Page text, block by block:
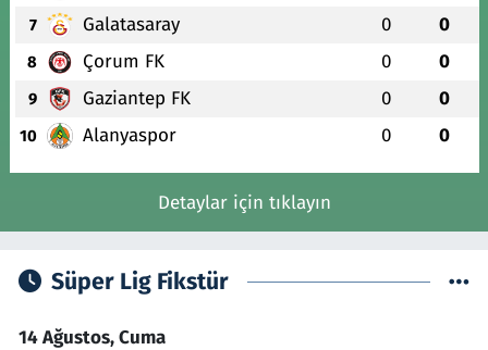
7 Galatasaray 0 0
8 Çorum FK 0 0
9 Gaziantep FK 0 0
10 Alanyaspor 0 0
Detaylar için tıklayın
Süper Lig Fikstür
14 Ağustos, Cuma